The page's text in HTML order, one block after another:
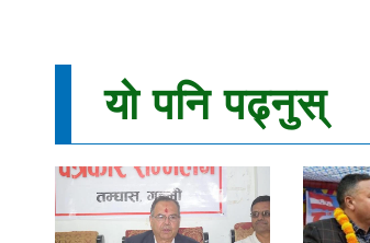
यो पनि पढ्नुस्